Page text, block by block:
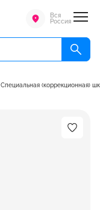
Вся
Россия
Специальная (коррекционная)